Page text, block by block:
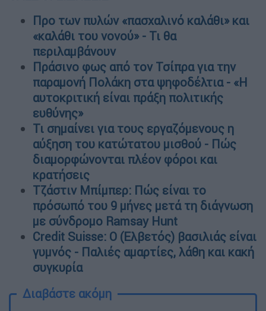
Προ των πυλών «πασχαλινό καλάθι» και
«καλάθι του νονού» - Τι θα
περιλαμβάνουν
Πράσινο φως από τον Τσίπρα για την
παραμονή Πολάκη στα ψηφοδέλτια - «Η
αυτοκριτική είναι πράξη πολιτικής
ευθύνης»
Τι σημαίνει για τους εργαζόμενους η
αύξηση του κατώτατου μισθού - Πώς
διαμορφώνονται πλέον φόροι και
κρατήσεις
Τζάστιν Μπίμπερ: Πώς είναι το
πρόσωπό του 9 μήνες μετά τη διάγνωση
με σύνδρομο Ramsay Hunt
Credit Suisse: Ο (Ελβετός) βασιλιάς είναι
γυμνός - Παλιές αμαρτίες, λάθη και κακή
συγκυρία
Διαβάστε ακόμη